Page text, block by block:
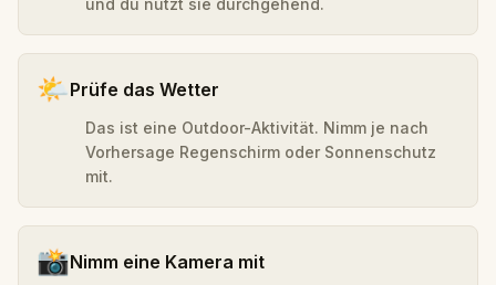
🌤️Prüfe das Wetter
Das ist eine Outdoor-Aktivität. Nimm je nach
Vorhersage Regenschirm oder Sonnenschutz
mit.
📸Nimm eine Kamera mit